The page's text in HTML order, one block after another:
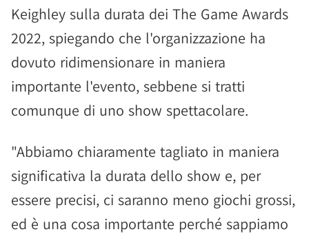
Keighley sulla durata dei The Game Awards
2022, spiegando che l'organizzazione ha
dovuto ridimensionare in maniera
importante l'evento, sebbene si tratti
comunque di uno show spettacolare.
"Abbiamo chiaramente tagliato in maniera
significativa la durata dello show e, per
essere precisi, ci saranno meno giochi grossi,
ed è una cosa importante perché sappiamo